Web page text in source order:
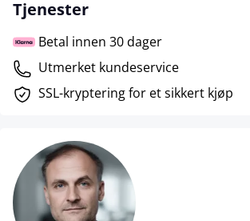
Tjenester
Betal innen 30 dager
Utmerket kundeservice
SSL-kryptering for et sikkert kjøp